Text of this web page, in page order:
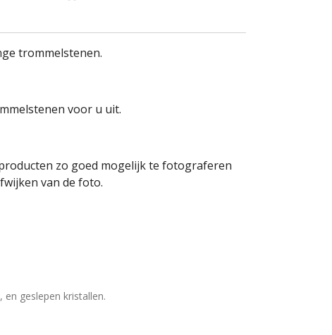
trommelstenen.
voor u uit.
zo goed mogelijk te fotograferen
van de foto.
geslepen kristallen.